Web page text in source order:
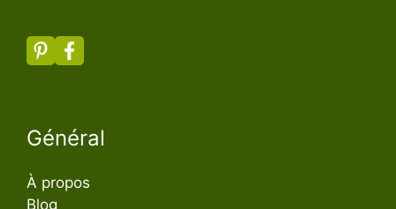
Général
À propos
Blog